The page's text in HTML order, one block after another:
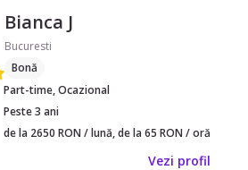
Bianca J
Bucuresti
Bonă
Part-time, Ocazional
Peste 3 ani
de la 2650 RON / lună, de la 65 RON / oră
Vezi profil